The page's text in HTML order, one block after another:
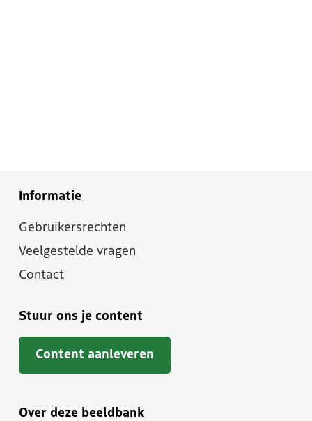
Informatie
Gebruikersrechten
Veelgestelde vragen
Contact
Stuur ons je content
Content aanleveren
Over deze beeldbank